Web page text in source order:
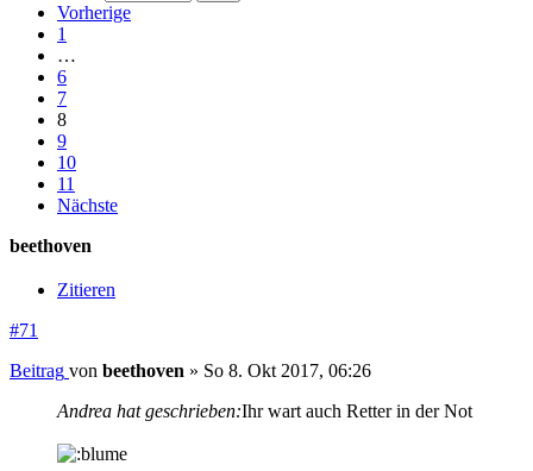
Vorherige
1
…
6
7
8
9
10
11
Nächste
beethoven
Zitieren
#71
Beitrag von beethoven » So 8. Okt 2017, 06:26
Andrea hat geschrieben:Ihr wart auch Retter in der Not